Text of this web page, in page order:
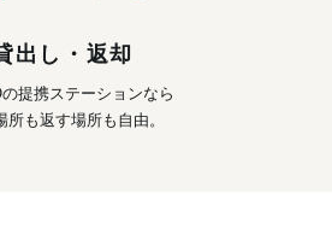
出し・返却
の提携ステーションなら
所も返す場所も自由。